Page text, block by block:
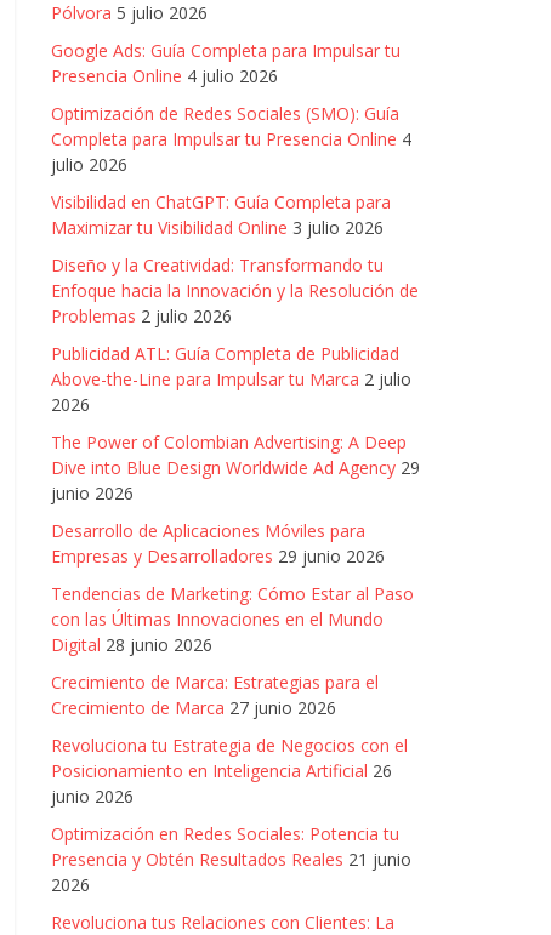
Pólvora 5 julio 2026
Google Ads: Guía Completa para Impulsar tu
Presencia Online 4 julio 2026
Optimización de Redes Sociales (SMO): Guía
Completa para Impulsar tu Presencia Online 4
julio 2026
Visibilidad en ChatGPT: Guía Completa para
Maximizar tu Visibilidad Online 3 julio 2026
Diseño y la Creatividad: Transformando tu
Enfoque hacia la Innovación y la Resolución de
Problemas 2 julio 2026
Publicidad ATL: Guía Completa de Publicidad
Above-the-Line para Impulsar tu Marca 2 julio
2026
The Power of Colombian Advertising: A Deep
Dive into Blue Design Worldwide Ad Agency 29
junio 2026
Desarrollo de Aplicaciones Móviles para
Empresas y Desarrolladores 29 junio 2026
Tendencias de Marketing: Cómo Estar al Paso
con las Últimas Innovaciones en el Mundo
Digital 28 junio 2026
Crecimiento de Marca: Estrategias para el
Crecimiento de Marca 27 junio 2026
Revoluciona tu Estrategia de Negocios con el
Posicionamiento en Inteligencia Artificial 26
junio 2026
Optimización en Redes Sociales: Potencia tu
Presencia y Obtén Resultados Reales 21 junio
2026
Revoluciona tus Relaciones con Clientes: La